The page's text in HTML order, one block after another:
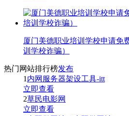
厦门美德职业培训学校申请免
训学校诈骗）
热门网站排行榜发布
1 内网服务器架设工具-itt
立即查看
2草民电影网
立即查看